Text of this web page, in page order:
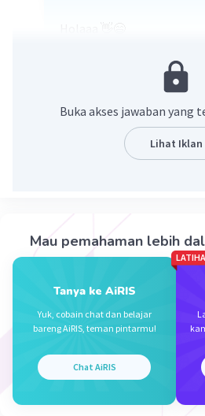
penyebutnya
Beri Rating
06 September 2024 17:06
Berikut penyelesaiannya:
Buka akses jawaban yang
Lihat Iklan
Mau pemahaman lebih
Tanya ke AiRIS
Yuk, cobain chat dan belajar
bareng AiRIS, teman pintarmu!
Chat AiRIS